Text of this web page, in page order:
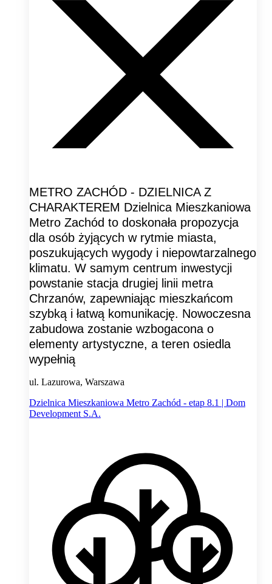
METRO ZACHÓD - DZIELNICA Z
CHARAKTEREM Dzielnica Mieszkaniowa
Metro Zachód to doskonała propozycja
dla osób żyjących w rytmie miasta,
poszukujących wygody i niepowtarzalnego
klimatu. W samym centrum inwestycji
powstanie stacja drugiej linii metra
Chrzanów, zapewniając mieszkańcom
szybką i łatwą komunikację. Nowoczesna
zabudowa zostanie wzbogacona o
elementy artystyczne, a teren osiedla
wypełnią
ul. Lazurowa, Warszawa
Dzielnica Mieszkaniowa Metro Zachód - etap 8.1 | Dom
Development S.A.